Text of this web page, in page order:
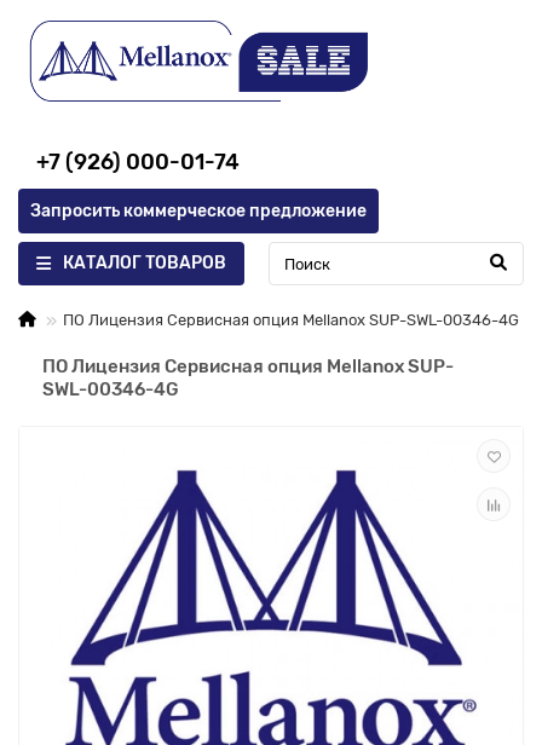
+7 (926) 000-01-74
Запросить коммерческое предложение
КАТАЛОГ ТОВАРОВ
ПО Лицензия Сервисная опция Mellanox SUP-SWL-00346-4G
ПО Лицензия Сервисная опция Mellanox SUP-
SWL-00346-4G